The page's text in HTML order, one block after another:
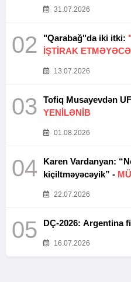
31.07.2026
02 "Qarabağ"da iki itki:
İŞTİRAK
13.07.2026
03
YENİLƏNİB
01.08.2026
04
Karen Vardanyan:
kiçiltməyəcəyik” -
22.07.2026
05 DÇ-2026: Argentina
16.07.2026